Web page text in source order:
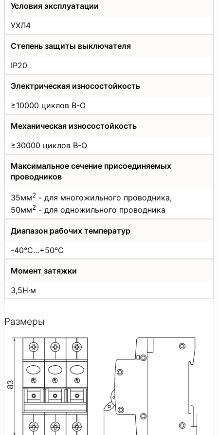
Условия эксплуатации
УХЛ4
Степень защиты выключателя
IP20
Электрическая износостойкость
≥10000 циклов В-О
Механическая износостойкость
≥30000 циклов В-О
Максимальное сечение присоединяемых
проводников
35мм2 - для многожильного проводника,
50мм2 - для одножильного проводника
Диапазон рабочих температур
-40°C…+50°C
Момент затяжки
3,5Н·м
Размеры